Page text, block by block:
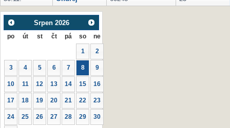
Srpen 2026
po út st čt pá so ne
1 2
3 4 5 6 7 8 9
10 11 12 13 14 15 16
17 18 19 20 21 22 23
24 25 26 27 28 29 30